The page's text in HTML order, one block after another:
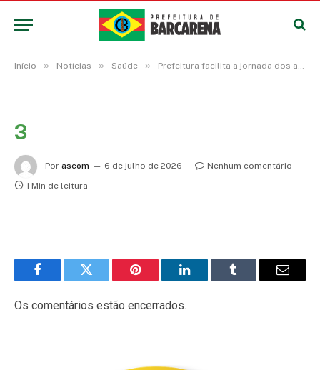
Início » Notícias » Saúde » Prefeitura facilita a jornada dos agentes comunitários de saúde e de endemias com tecnologia, equipamentos e novos materiais de trabalho
3
Por ascom 6 de julho de 2026
Nenhum comentário
1 Min de leitura
FacebookTwitter Pinterest LinkedInTumblr
E-
Os comentários estão encerrados.